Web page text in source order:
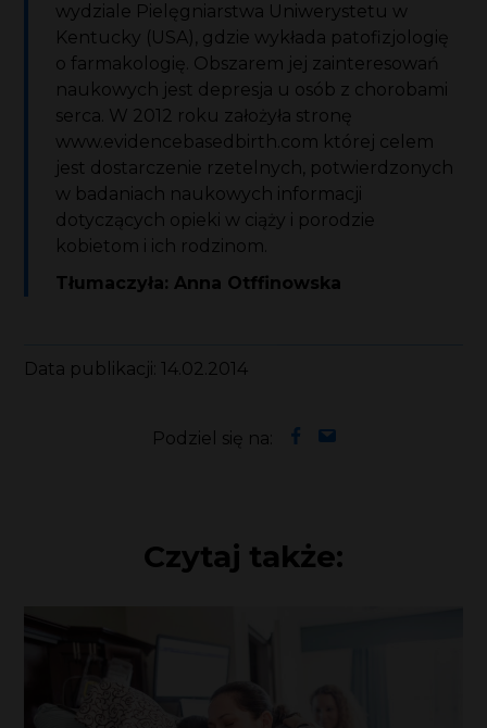
wydziale Pielęgniarstwa Uniwerystetu w
Kentucky (USA), gdzie wykłada patofizjologię
o farmakologię. Obszarem jej zainteresowań
naukowych jest depresja u osób z chorobami
serca. W 2012 roku założyła stronę
www.evidencebasedbirth.com której celem
jest dostarczenie rzetelnych, potwierdzonych
w badaniach naukowych informacji
dotyczących opieki w ciąży i porodzie
kobietom i ich rodzinom.
Tłumaczyła: Anna Otffinowska
Data publikacji: 14.02.2014
Podziel się na:
Czytaj także: